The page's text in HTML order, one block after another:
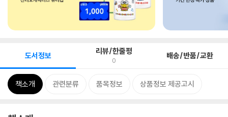
도서정보 리뷰/한줄평
0 배송/반품/교환
책소개 관련분류 품목정보 상품정보 제공고시